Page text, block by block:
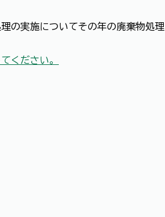
の実施についてその年の廃棄物処理
ください。